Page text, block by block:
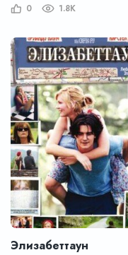
0 1.8K
Элизабеттаун